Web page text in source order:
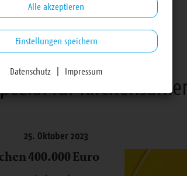
für Haupt- und Ehrenamtliche
für
25. Oktober 2023
400.000 Euro
Alle akzeptieren
Einstellungen speichern
Datenschutz Impressum